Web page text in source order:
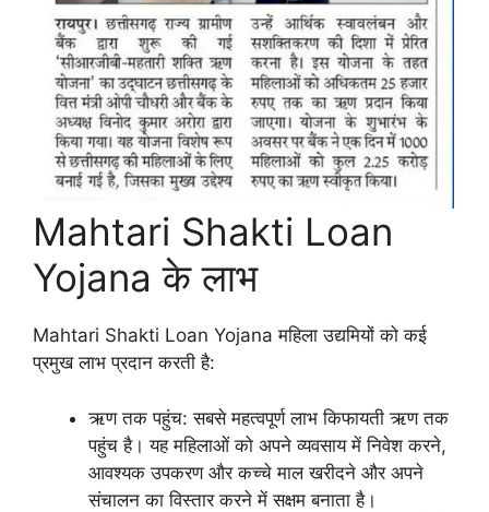
Mahtari Shakti Loan
Yojana के लाभ
Mahtari Shakti Loan Yojana महिला उद्यमियों को कई
प्रमुख लाभ प्रदान करती है:
ऋण तक पहुंच: सबसे महत्वपूर्ण लाभ किफायती ऋण तक
पहुंच है। यह महिलाओं को अपने व्यवसाय में निवेश करने,
आवश्यक उपकरण और कच्चे माल खरीदने और अपने
संचालन का विस्तार करने में सक्षम बनाता है।